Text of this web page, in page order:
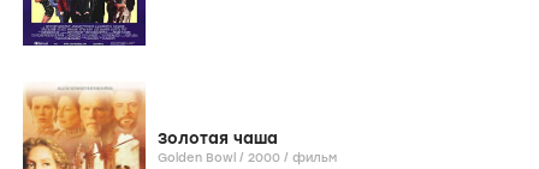
Золотая чаша
Golden Bowl / 2000 / фильм